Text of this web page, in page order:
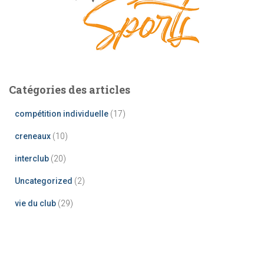
Catégories des articles
compétition individuelle (17)
creneaux (10)
interclub (20)
Uncategorized (2)
vie du club (29)